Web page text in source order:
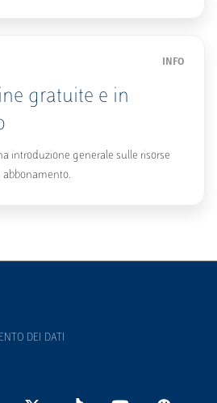
INFO
gratuite e in
introduzione generale sulle risorse
DEI DATI